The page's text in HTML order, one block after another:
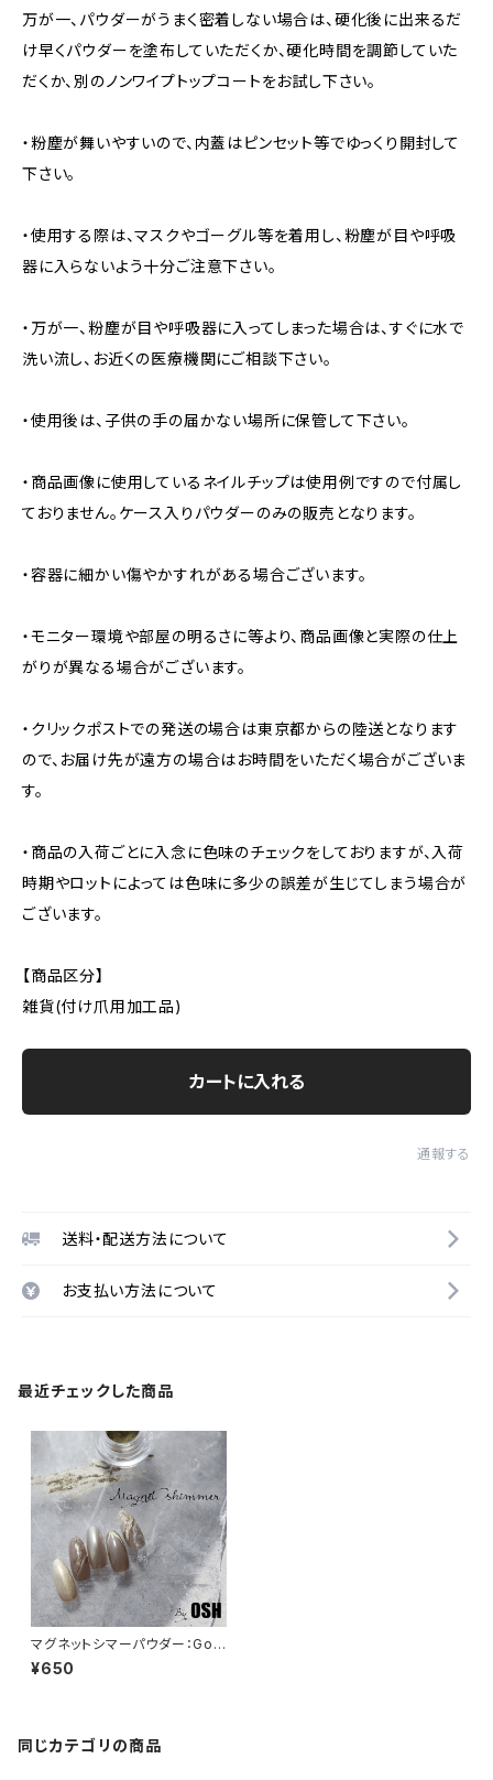
万が一、パウダーがうまく密着しない場合は、硬化後に出来るだ
け早くパウダーを塗布していただくか、硬化時間を調節していた
だくか、別のノンワイプトップコートをお試し下さい。
・粉塵が舞いやすいので、内蓋はピンセット等でゆっくり開封して
下さい。
・使用する際は、マスクやゴーグル等を着用し、粉塵が目や呼吸
器に入らないよう十分ご注意下さい。
・万が一、粉塵が目や呼吸器に入ってしまった場合は、すぐに水で
洗い流し、お近くの医療機関にご相談下さい。
・使用後は、子供の手の届かない場所に保管して下さい。
・商品画像に使用しているネイルチップは使用例ですので付属し
ておりません。ケース入りパウダーのみの販売となります。
・容器に細かい傷やかすれがある場合ございます。
・モニター環境や部屋の明るさに等より、商品画像と実際の仕上
がりが異なる場合がございます。
・クリックポストでの発送の場合は東京都からの陸送となります
ので、お届け先が遠方の場合はお時間をいただく場合がございま
す。
・商品の入荷ごとに入念に色味のチェックをしておりますが、入荷
時期やロットによっては色味に多少の誤差が生じてしまう場合が
ございます。
【商品区分】
雑貨(付け爪用加工品)
カートに入れる
通報する
送料・配送方法について
お支払い方法について
最近チェックした商品
マグネットシマーパウダー：Gol
d champagne
¥650
同じカテゴリの商品